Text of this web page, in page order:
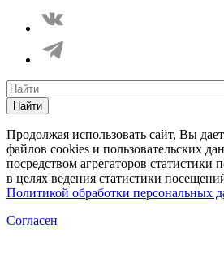
Найти
Продолжая использовать сайт, Вы
файлов cookies и пользовательских
посредством агрегаторов статистики
в целях ведения статистики
Политикой обработки персональных
Согласен